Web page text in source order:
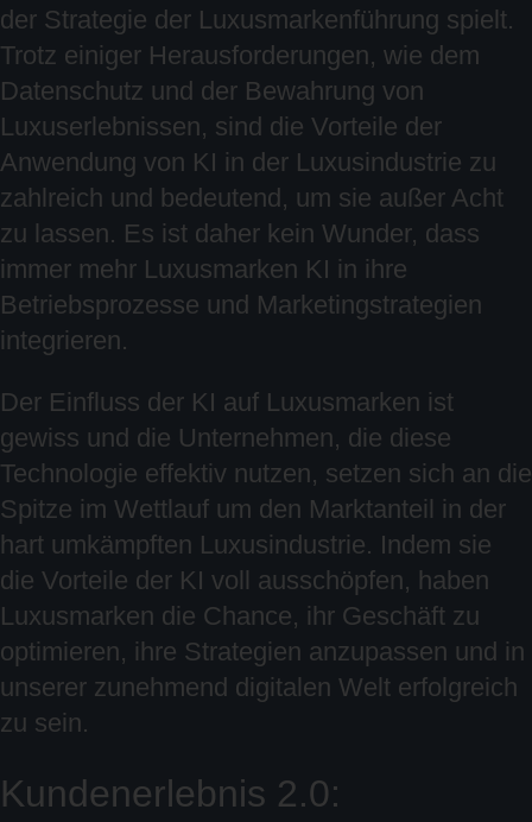
der Strategie der Luxusmarkenführung spielt.
Trotz einiger Herausforderungen, wie dem
Datenschutz und der Bewahrung von
Luxuserlebnissen, sind die Vorteile der
Anwendung von KI in der Luxusindustrie zu
zahlreich und bedeutend, um sie außer Acht
zu lassen. Es ist daher kein Wunder, dass
immer mehr Luxusmarken KI in ihre
Betriebsprozesse und Marketingstrategien
integrieren.
Der Einfluss der KI auf Luxusmarken ist
gewiss und die Unternehmen, die diese
Technologie effektiv nutzen, setzen sich an die
Spitze im Wettlauf um den Marktanteil in der
hart umkämpften Luxusindustrie. Indem sie
die Vorteile der KI voll ausschöpfen, haben
Luxusmarken die Chance, ihr Geschäft zu
optimieren, ihre Strategien anzupassen und in
unserer zunehmend digitalen Welt erfolgreich
zu sein.
Kundenerlebnis 2.0: